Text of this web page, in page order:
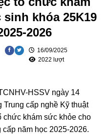
khóa 25K19
2026
16/09/2025
2022 lượt
HSSV ngày 14
cấp nghề Kỹ thuật
chức khám sức khỏe cho
cấp năm học 2025-2026.